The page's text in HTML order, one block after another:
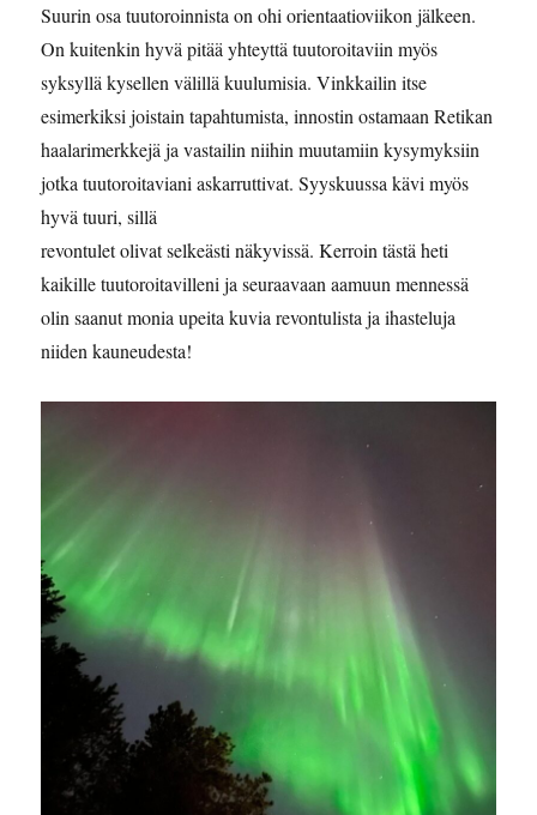
Suurin osa tuutoroinnista on ohi orientaatioviikon jälkeen.
On kuitenkin hyvä pitää yhteyttä tuutoroitaviin myös
syksyllä kysellen välillä kuulumisia. Vinkkailin itse
esimerkiksi joistain tapahtumista, innostin ostamaan Retikan
haalarimerkkejä ja vastailin niihin muutamiin kysymyksiin
jotka tuutoroitaviani askarruttivat. Syyskuussa kävi myös
hyvä tuuri, sillä
revontulet olivat selkeästi näkyvissä. Kerroin tästä heti
kaikille tuutoroitavilleni ja seuraavaan aamuun mennessä
olin saanut monia upeita kuvia revontulista ja ihasteluja
niiden kauneudesta!